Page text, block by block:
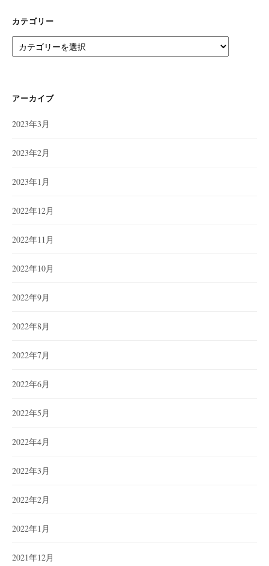
カテゴリー
テ
ー
アーカイブ
2023年3月
2023年2月
2023年1月
2022年12月
2022年11月
2022年10月
2022年9月
2022年8月
2022年7月
2022年6月
2022年5月
2022年4月
2022年3月
2022年2月
2022年1月
2021年12月